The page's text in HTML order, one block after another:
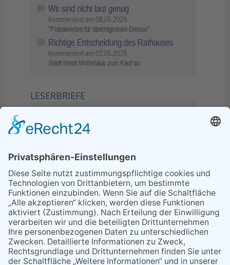
Wir sind nicht laut genug
Kommentiert am 08.05.2026
"Plakatverbot für überregionale Demos"
Richtige Entscheidung des Rathauses
Kommentiert am 02.05.2026
Stadt bietet Wohnhaus zum Kauf an
LESERBRIEFE
Sperrung B455: Kleiner
Grenzverkehr statt weite Wege
21.04.2026
Wenn Bahn-Computer nicht
miteinander kommunizieren
11.03.2026
"Plakatverbot für überregionale
Demos"
04.02.2026
Gelbe Tonne – Ein kleiner Blick
über den Tellerand
04.02.2026